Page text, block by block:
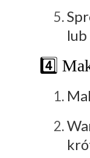
lub
4️⃣